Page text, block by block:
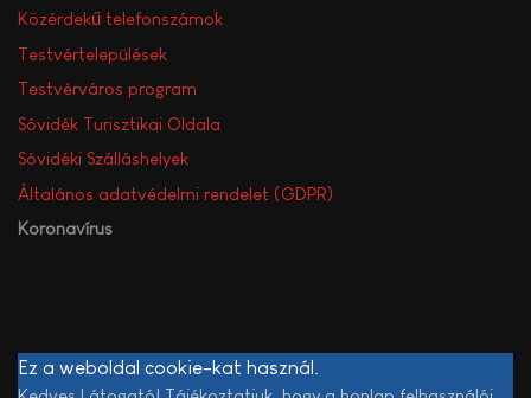
Közérdekű telefonszámok
Testvértelepülések
Testvérváros program
Sóvidék Turisztikai Oldala
Sóvidéki Szálláshelyek
Általános adatvédelmi rendelet (GDPR)
Koronavírus
Ez a weboldal cookie-kat használ.